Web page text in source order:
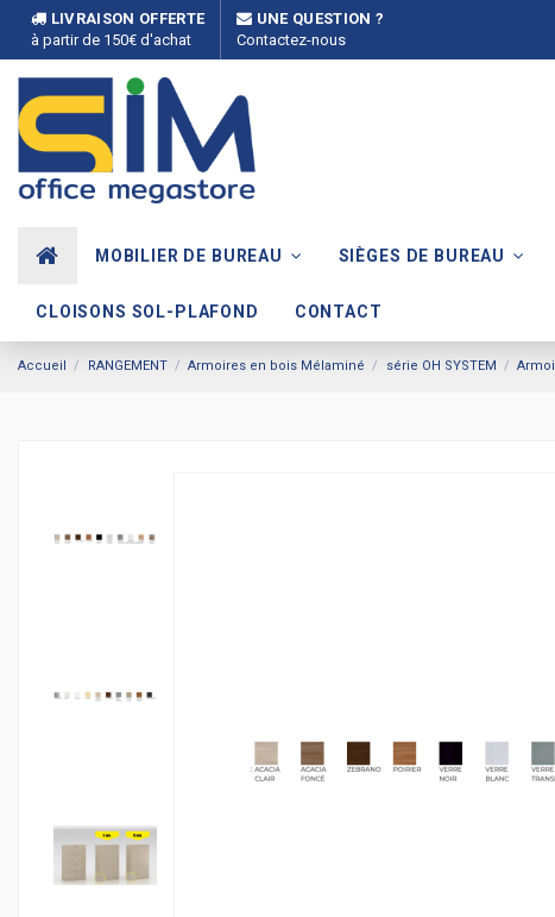
LIVRAISON OFFERTE
à partir de 150€ d'achat
UNE QUESTION ?
Contactez-nous
MOBILIER DE BUREAU SIÈGES DE BUREAU
CLOISONS SOL-PLAFOND CONTACT
Accueil RANGEMENT Armoires en bois Mélaminé série OH SYSTEM